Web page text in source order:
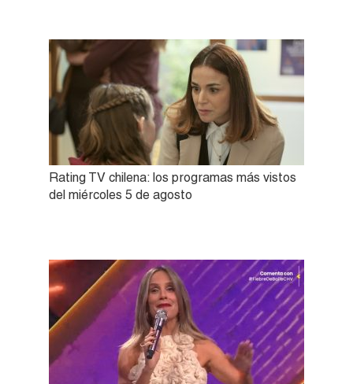
Rating TV chilena: los programas más vistos
del miércoles 5 de agosto